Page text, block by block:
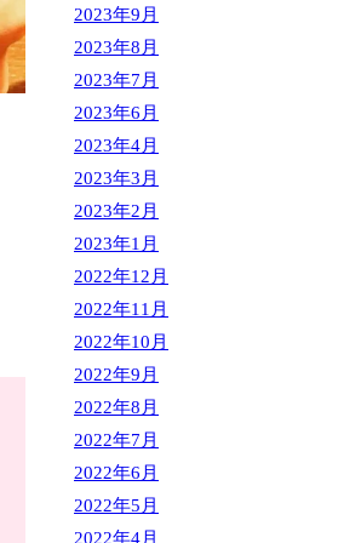
2023年9月
2023年8月
2023年7月
2023年6月
2023年4月
2023年3月
2023年2月
2023年1月
2022年12月
2022年11月
2022年10月
2022年9月
2022年8月
2022年7月
2022年6月
2022年5月
2022年4月